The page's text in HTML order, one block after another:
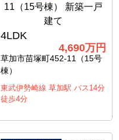
4LDK
4,690万円
草加市苗塚町452-11（15号
棟）
東武伊勢崎線 草加駅 バス14分
徒歩4分